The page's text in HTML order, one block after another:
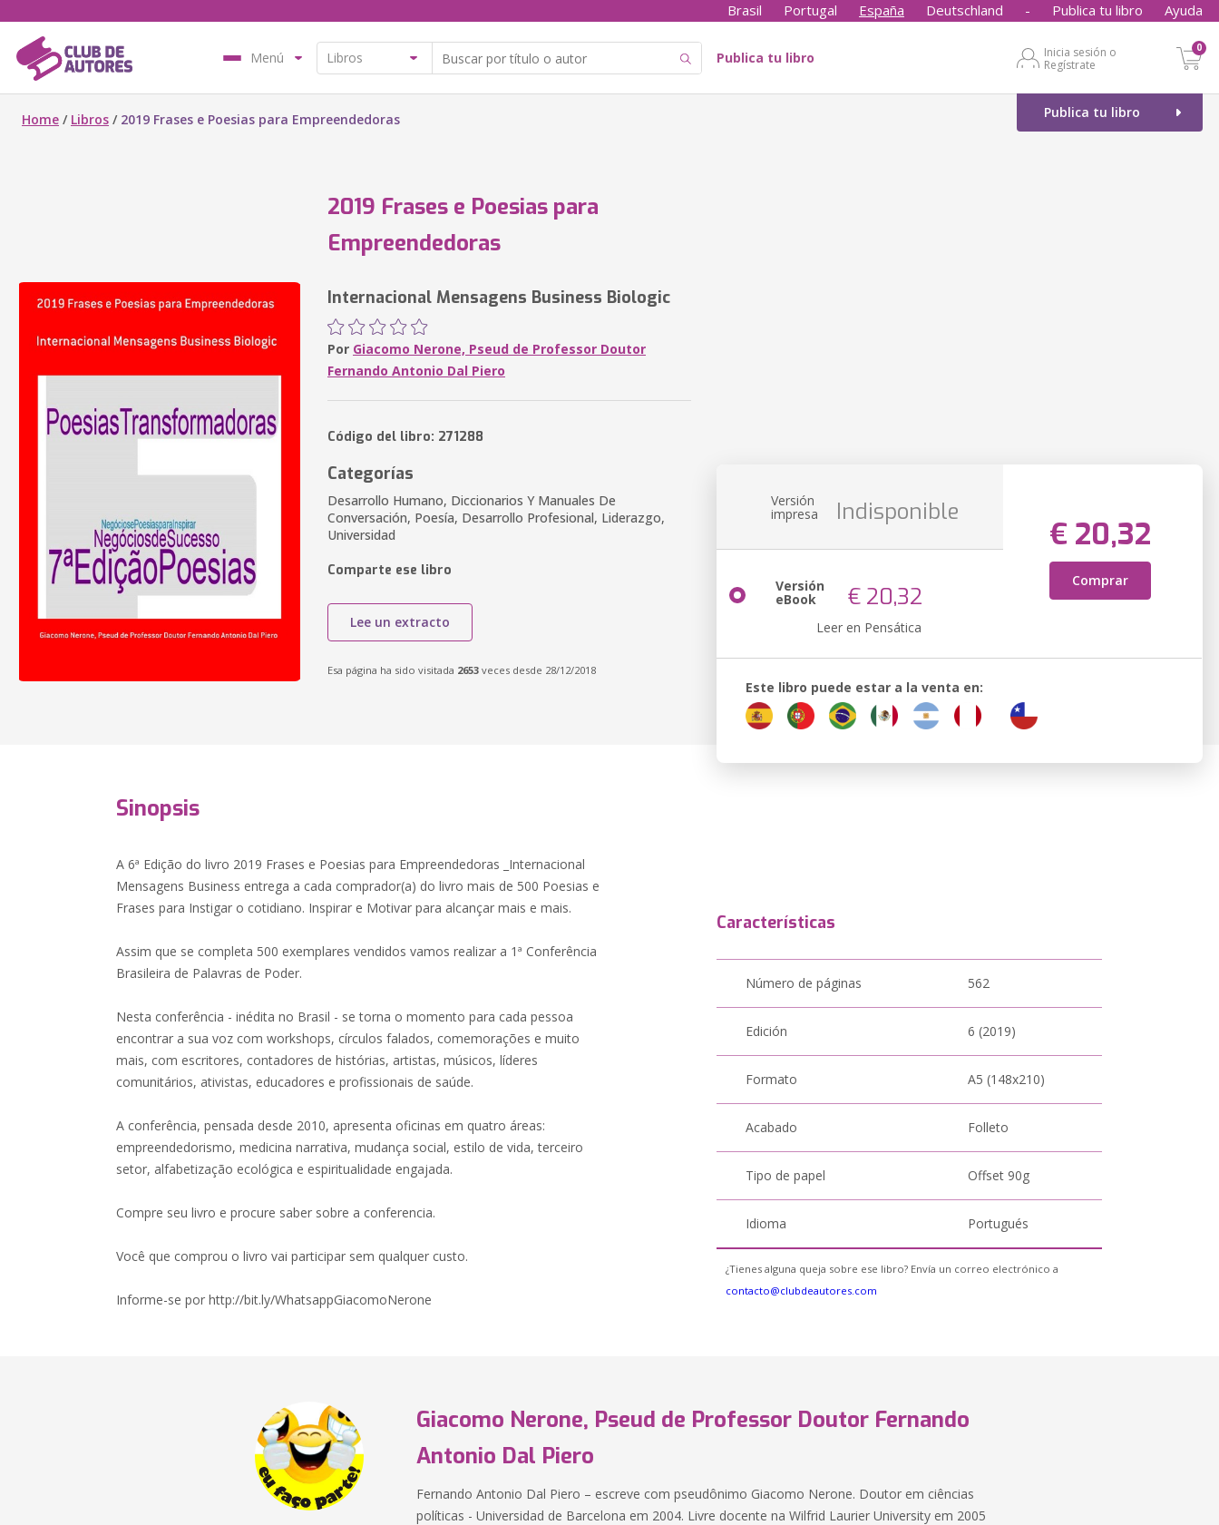
Brasil Portugal España Deutschland - Publica tu libro Ayuda
Menú Publica tu libro
Inicia sesión o
Regístrate
0
Publica tu libro
Home / Libros / 2019 Frases e Poesias para Empreendedoras
2019 Frases e Poesias para
Empreendedoras
Internacional Mensagens Business Biologic
Por Giacomo Nerone, Pseud de Professor Doutor
Fernando Antonio Dal Piero
Código del libro: 271288
Categorías
Desarrollo Humano, Diccionarios Y Manuales De
Conversación, Poesía, Desarrollo Profesional, Liderazgo,
Universidad
Comparte ese libro
Lee un extracto
Esa página ha sido visitada 2653 veces desde 28/12/2018
Versión
impresa Indisponible
€ 20,32
Comprar
Versión
eBook € 20,32
Leer en Pensática
Este libro puede estar a la venta en:
Sinopsis
A 6ª Edição do livro 2019 Frases e Poesias para Empreendedoras _Internacional
Mensagens Business entrega a cada comprador(a) do livro mais de 500 Poesias e
Frases para Instigar o cotidiano. Inspirar e Motivar para alcançar mais e mais.
Assim que se completa 500 exemplares vendidos vamos realizar a 1ª Conferência
Brasileira de Palavras de Poder.
Nesta conferência - inédita no Brasil - se torna o momento para cada pessoa
encontrar a sua voz com workshops, círculos falados, comemorações e muito
mais, com escritores, contadores de histórias, artistas, músicos, líderes
comunitários, ativistas, educadores e profissionais de saúde.
A conferência, pensada desde 2010, apresenta oficinas em quatro áreas:
empreendedorismo, medicina narrativa, mudança social, estilo de vida, terceiro
setor, alfabetização ecológica e espiritualidade engajada.
Compre seu livro e procure saber sobre a conferencia.
Você que comprou o livro vai participar sem qualquer custo.
Informe-se por http://bit.ly/WhatsappGiacomoNerone
Características
Número de páginas 562
Edición 6 (2019)
Formato A5 (148x210)
Acabado Folleto
Tipo de papel Offset 90g
Idioma Portugués
¿Tienes alguna queja sobre ese libro? Envía un correo electrónico a
contacto@clubdeautores.com
Giacomo Nerone, Pseud de Professor Doutor Fernando
Antonio Dal Piero
Fernando Antonio Dal Piero – escreve com pseudônimo Giacomo Nerone. Doutor em ciências
políticas - Universidad de Barcelona em 2004. Livre docente na Wilfrid Laurier University em 2005